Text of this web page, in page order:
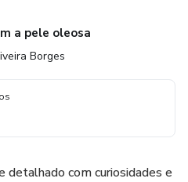
a pele oleosa
Borges
com curiosidades e